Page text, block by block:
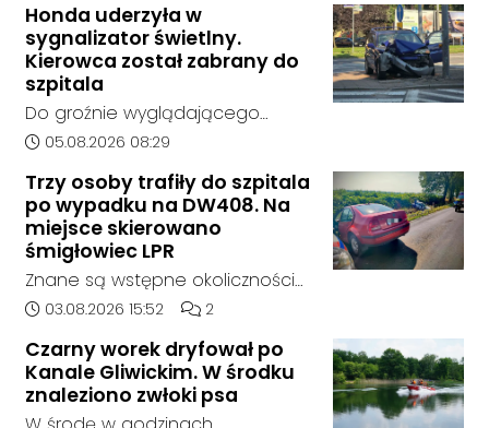
Kędzierzynie-Koźlu zakończył się
bez rozstrzygnięcia. Mimo
wcześniejszego zainteresowania
terenem ze strony sieci Dino, do
postępowania nie zgłosił się
żaden oferent.
Honda uderzyła w
sygnalizator świetlny.
Kierowca został zabrany do
szpitala
Do groźnie wyglądającego
zdarzenia drogowego doszło w
godziny 6:30 kierujący
samochodem marki Honda
zjechał z drogi i uderzył w
sygnalizator świetlny.
Data dodania artykułu:
05.08.2026 08:29
Trzy osoby trafiły do szpitala
po wypadku na DW408. Na
miejsce skierowano
śmigłowiec LPR
Znane są wstępne okoliczności
zdarzenia drogowego, do
14:30 na drodze wojewódzkiej nr
408 pomiędzy Starym Koźlem a
Bierawą.
Data dodania artykułu:
03.08.2026 15:52 Liczba komentarzy artykułu:
2
Czarny worek dryfował po
Kanale Gliwickim. W środku
znaleziono zwłoki psa